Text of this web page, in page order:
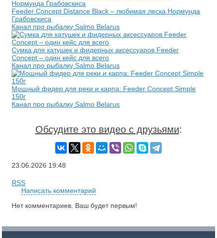
Feeder Concept Distance Black – любимая леска Нормунда
Грабовскиса
Канал про рыбалку Salmo Belarus
Сумка для катушек и фидерных аксессуаров Feeder
Concept – один кейс для всего
Канал про рыбалку Salmo Belarus
Мощный фидер для реки и карпа: Feeder Concept Simple
150г
Канал про рыбалку Salmo Belarus
Обсудите это видео с друзьями:
23.06.2026 19:48
RSS
Написать комментарий
Нет комментариев. Ваш будет первым!